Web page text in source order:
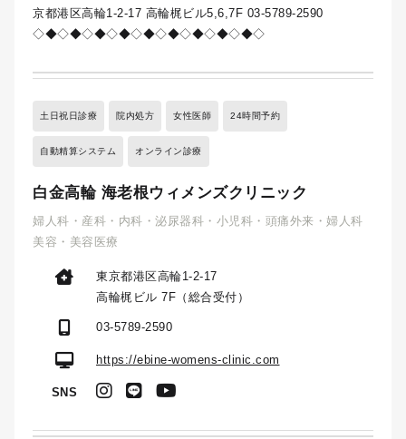
京都港区高輪1-2-17 高輪梶ビル5,6,7F 03-5789-2590
◇◆◇◆◇◆◇◆◇◆◇◆◇◆◇◆◇◆◇
土日祝日診療 院内処方 女性医師 24時間予約
自動精算システム オンライン診療
白金高輪 海老根ウィメンズクリニック
婦人科・産科・内科・泌尿器科・小児科・頭痛外来・婦人科
美容・美容医療
東京都港区高輪1-2-17
高輪梶ビル 7F（総合受付）
03-5789-2590
https://ebine-womens-clinic.com
SNS